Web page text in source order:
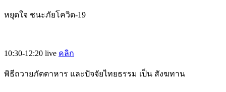
หยุดใจ ชนะภัยโควิด-19
10:30-12:20 live คลิก
พิธีถวายภัตตาหาร และปัจจัยไทยธรรม เป็น สังฆทาน